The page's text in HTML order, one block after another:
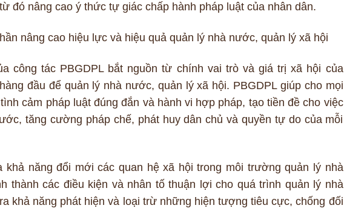
đó nâng cao ý thức tự giác chấp hành pháp luật của nhân dân.
nâng cao hiệu lực và hiệu quả quản lý nhà nước, quản lý xã hội
công tác PBGDPL bắt nguồn từ chính vai trò và giá trị xã hội của
đầu để quản lý nhà nước, quản lý xã hội. PBGDPL giúp cho mọi
cảm pháp luật đúng đắn và hành vi hợp pháp, tạo tiền đề cho việc
tăng cường pháp chế, phát huy dân chủ và quyền tự do của mỗi
khả năng đổi mới các quan hệ xã hội trong môi trường quản lý nhà
thành các điều kiện và nhân tố thuận lợi cho quá trình quản lý nhà
khả năng phát hiện và loại trừ những hiện tượng tiêu cực, chống đối